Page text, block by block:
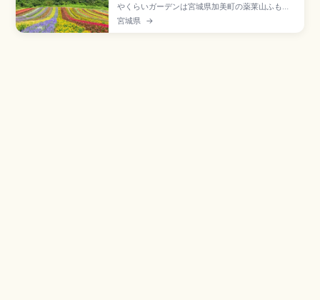
やくらいガーデンは宮城県加美町の薬莱山ふもと
に広がる総面積約15万㎡(東京ドーム約3個分)の高
原ガーデンで、栽培植物約400種類の8つのテー
宮城県 →